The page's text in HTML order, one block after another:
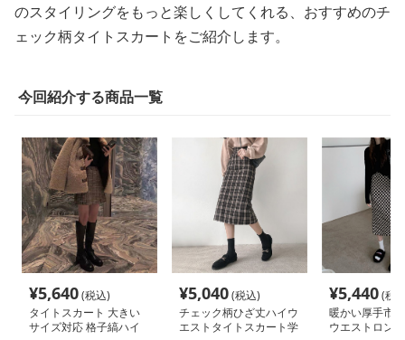
のスタイリングをもっと楽しくしてくれる、おすすめのチ
ェック柄タイトスカートをご紹介します。
今回紹介する商品一覧
¥5,640(税込)
タイトスカート 大きい
サイズ対応 格子縞ハイ
¥5,040(税込)
チェック柄ひざ丈ハイウ
エストタイトスカート学
¥5,440(税
暖かい厚手市
ウエストロン